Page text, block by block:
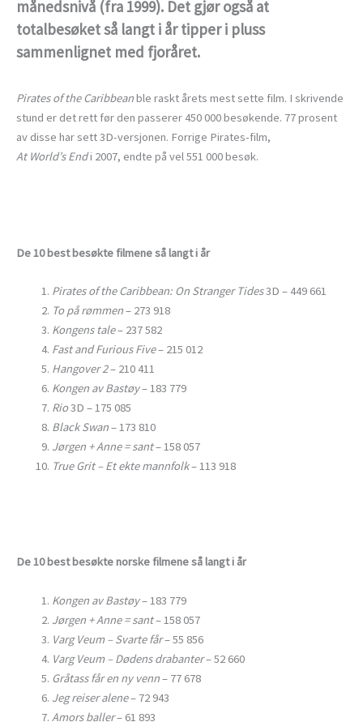
månedsnivå (fra 1999). Det gjør også at
totalbesøket så langt i år tipper i pluss
sammenlignet med fjoråret.
Pirates of the Caribbeanble raskt årets mest sette film. I skrivende
stund er det rett før den passerer 450 000 besøkende. 77 prosent
av disse har sett 3D-versjonen. Forrige Pirates-film,
At World’s Endi 2007, endte på vel 551 000 besøk.
De 10 best besøkte filmene så langt i år
Pirates of the Caribbean: On Stranger Tides3D – 449 661
To på rømmen– 273 918
Kongens tale– 237 582
Fast and Furious Five– 215 012
Hangover 2– 210 411
Kongen av Bastøy– 183 779
Rio3D – 175 085
Black Swan– 173 810
Jørgen + Anne = sant– 158 057
True Grit – Et ekte mannfolk– 113 918
De 10 best besøkte norske filmene så langt i år
Kongen av Bastøy– 183 779
Jørgen + Anne = sant– 158 057
Varg Veum – Svarte får– 55 856
Varg Veum – Dødens drabanter– 52 660
Gråtass får en ny venn– 77 678
Jeg reiser alene– 72 943
Amors baller– 61 893